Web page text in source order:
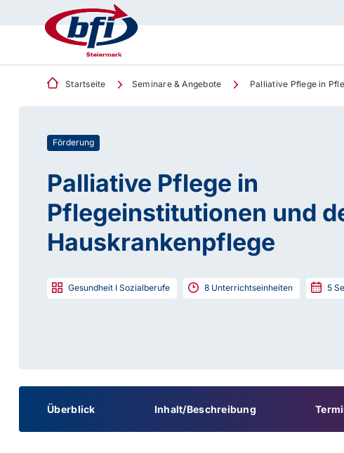
Startseite Seminare & Angebote Palliative Pflege in
Förderung
Palliative Pflege in
Pflegeinstitutionen und
Hauskrankenpflege
Gesundheit I Sozialberufe 8 Unterrichtseinheiten 5
Überblick Inhalt/Beschreibung